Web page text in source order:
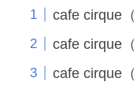
cafe cirque
cafe cirque
cafe cirque